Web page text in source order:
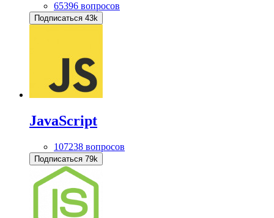
65396 вопросов
Подписаться 43k
JavaScript
107238 вопросов
Подписаться 79k